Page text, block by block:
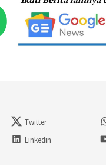
Twitter
Linkedin